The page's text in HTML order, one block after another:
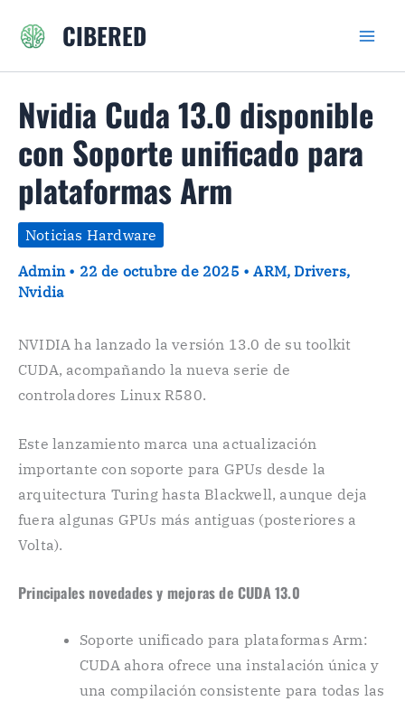
CIBERED
Nvidia Cuda 13.0 disponible
con Soporte unificado para
plataformas Arm
Noticias Hardware
Admin • 22 de octubre de 2025 •ARM,Drivers,
Nvidia
NVIDIA ha lanzado la versión 13.0 de su toolkit
CUDA, acompañando la nueva serie de
controladores Linux R580.
Este lanzamiento marca una actualización
importante con soporte para GPUs desde la
arquitectura Turing hasta Blackwell, aunque deja
fuera algunas GPUs más antiguas (posteriores a
Volta).
Principales novedades y mejoras de CUDA 13.0
Soporte unificado para plataformas Arm:
CUDA ahora ofrece una instalación única y
una compilación consistente para todas las